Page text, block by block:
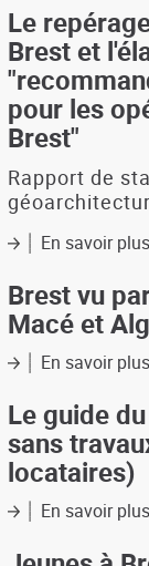
Le
Brest et
pour les
Brest"
Rapport de
En savoir plus
Brest vu
Macé et
En savoir plus
Le guide
sans
locataires)
En savoir plus